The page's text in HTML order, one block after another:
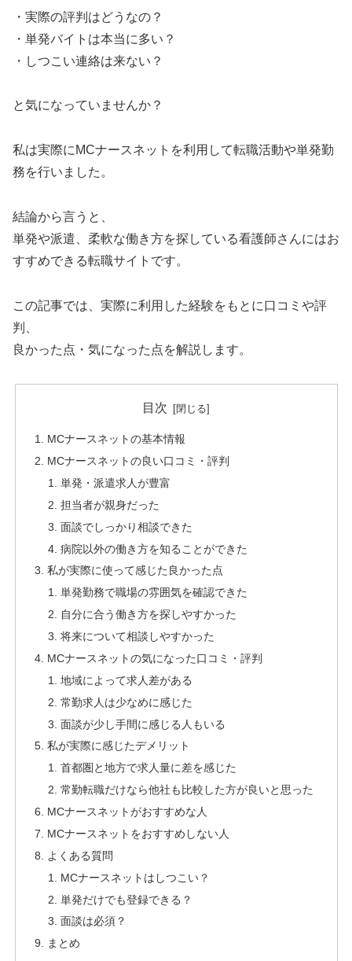
・実際の評判はどうなの？
・単発バイトは本当に多い？
・しつこい連絡は来ない？
と気になっていませんか？
私は実際にMCナースネットを利用して転職活動や単発勤
務を行いました。
結論から言うと、
単発や派遣、柔軟な働き方を探している看護師さんにはお
すすめできる転職サイトです。
この記事では、実際に利用した経験をもとに口コミや評
判、
良かった点・気になった点を解説します。
目次
MCナースネットの基本情報
MCナースネットの良い口コミ・評判
単発・派遣求人が豊富
担当者が親身だった
面談でしっかり相談できた
病院以外の働き方を知ることができた
私が実際に使って感じた良かった点
単発勤務で職場の雰囲気を確認できた
自分に合う働き方を探しやすかった
将来について相談しやすかった
MCナースネットの気になった口コミ・評判
地域によって求人差がある
常勤求人は少なめに感じた
面談が少し手間に感じる人もいる
私が実際に感じたデメリット
首都圏と地方で求人量に差を感じた
常勤転職だけなら他社も比較した方が良いと思った
MCナースネットがおすすめな人
MCナースネットをおすすめしない人
よくある質問
MCナースネットはしつこい？
単発だけでも登録できる？
面談は必須？
まとめ